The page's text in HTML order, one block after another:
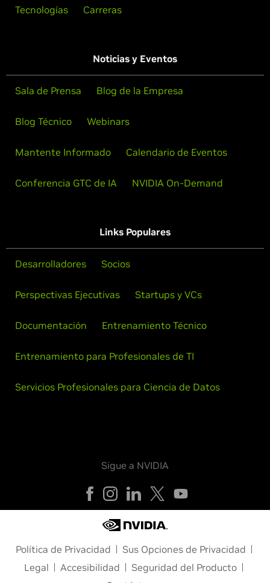
Tecnologías Carreras
Noticias y Eventos
Sala de Prensa Blog de la Empresa
Blog Técnico Webinars
Mantente Informado Calendario de Eventos
Conferencia GTC de IA NVIDIA On-Demand
Links Populares
Desarrolladores Socios
Perspectivas Ejecutivas Startups y VCs
Documentación Entrenamiento Técnico
Entrenamiento para Profesionales de TI
Servicios Profesionales para Ciencia de Datos
Sigue a NVIDIA
Política de Privacidad
Sus Opciones de Privacidad
Legal
Accesibilidad
Seguridad del Producto